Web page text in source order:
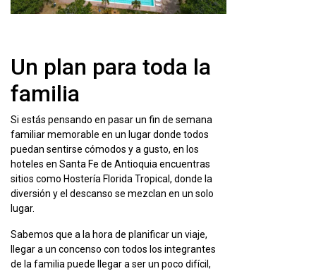
Un plan para toda la
familia
Si estás pensando en pasar un fin de semana
familiar memorable en un lugar donde todos
puedan sentirse cómodos y a gusto, en los
hoteles en Santa Fe de Antioquia encuentras
sitios como Hostería Florida Tropical, donde la
diversión y el descanso se mezclan en un solo
lugar.
Sabemos que a la hora de planificar un viaje,
llegar a un concenso con todos los integrantes
de la familia puede llegar a ser un poco difícil,